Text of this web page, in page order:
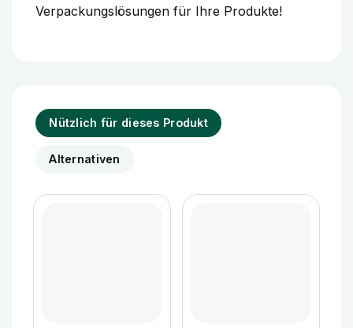
Verpackungslösungen für Ihre Produkte!
Nützlich für dieses Produkt
Alternativen